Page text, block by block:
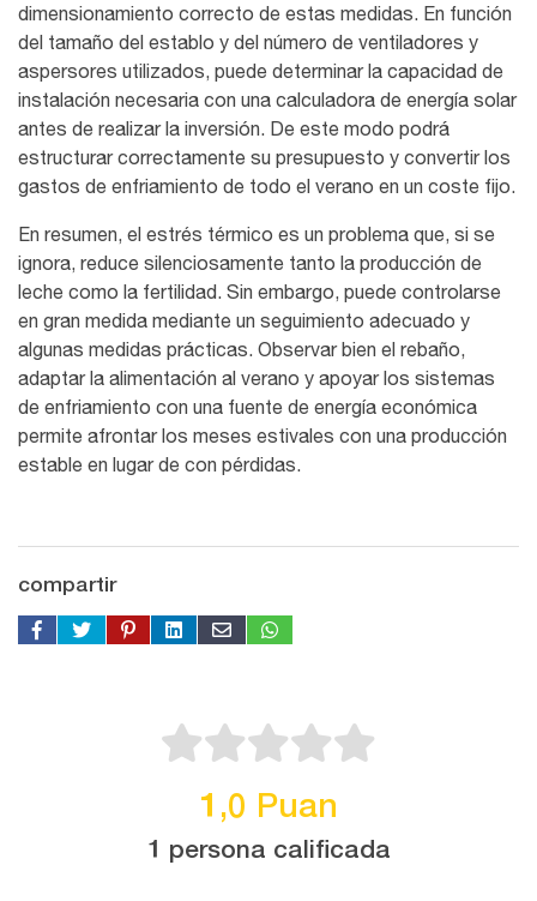
dimensionamiento correcto de estas medidas. En función
del tamaño del establo y del número de ventiladores y
aspersores utilizados, puede determinar la capacidad de
instalación necesaria con una calculadora de energía solar
antes de realizar la inversión. De este modo podrá
estructurar correctamente su presupuesto y convertir los
gastos de enfriamiento de todo el verano en un coste fijo.
En resumen, el estrés térmico es un problema que, si se
ignora, reduce silenciosamente tanto la producción de
leche como la fertilidad. Sin embargo, puede controlarse
en gran medida mediante un seguimiento adecuado y
algunas medidas prácticas. Observar bien el rebaño,
adaptar la alimentación al verano y apoyar los sistemas
de enfriamiento con una fuente de energía económica
permite afrontar los meses estivales con una producción
estable en lugar de con pérdidas.
compartir
1,0 Puan
1 persona calificada